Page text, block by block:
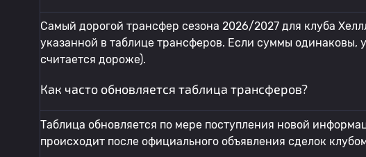
Самый дорогой трансфер сезона 2026/2027 для клуба
указанной в таблице трансферов. Если суммы одинаковы,
считается дороже).
Как часто обновляется таблица трансферов?
Таблица обновляется по мере поступления новой
происходит после официального объявления сделок